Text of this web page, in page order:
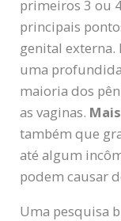
primeiros 3 ou
principais
genital externa.
uma
maioria dos
as vaginas.
também que
até algum
podem causar
Uma pesquisa